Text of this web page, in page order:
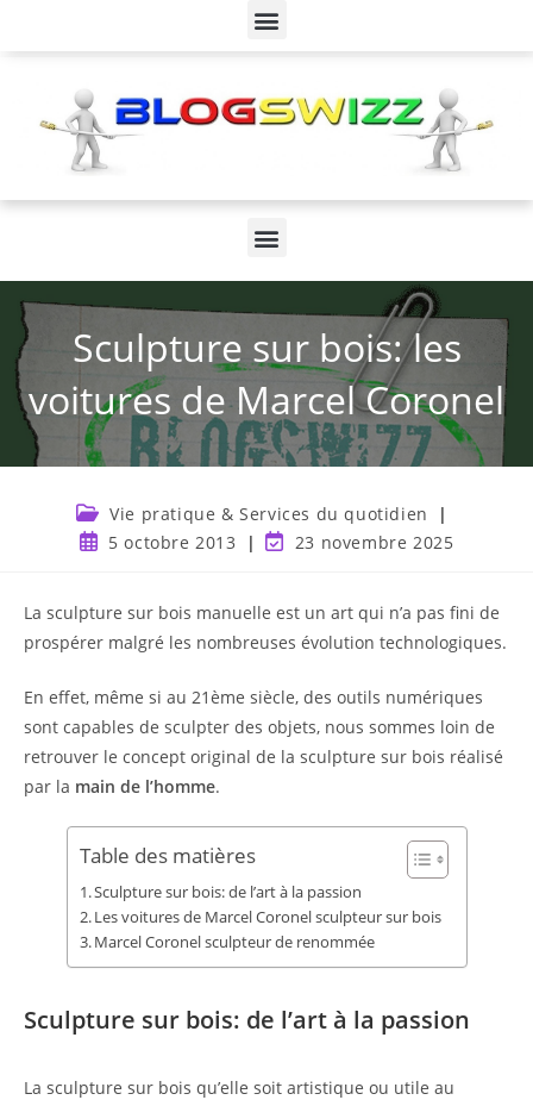
Sculpture sur bois: les
voitures de Marcel Coronel
Vie pratique & Services du quotidien
5 octobre 2013
23 novembre 2025
La sculpture sur bois manuelle est un art qui n’a pas fini de
prospérer malgré les nombreuses évolution technologiques.
En effet, même si au 21ème siècle, des outils numériques
sont capables de sculpter des objets, nous sommes loin de
retrouver le concept original de la sculpture sur bois réalisé
par la main de l’homme.
Table des matières
Sculpture sur bois: de l’art à la passion
Les voitures de Marcel Coronel sculpteur sur bois
Marcel Coronel sculpteur de renommée
Sculpture sur bois: de l’art à la passion
La sculpture sur bois qu’elle soit artistique ou utile au